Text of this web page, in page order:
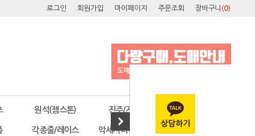
로그인 회원가입 마이페이지 주문조회 장바구니 (0)
원석(젬스톤) 진주/자개 오스트리아
각종줄/레이스 악세사리부자재 공구/포장